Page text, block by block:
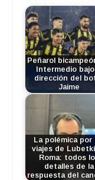
Peñarol
Intermedio
dirección del
Jaime
La polémica por
viajes de
Roma: todos
detalles de la
respuesta del